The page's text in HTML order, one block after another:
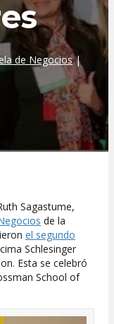
de Negocios|
Sagastume,
de la
el segundo
Schlesinger
Esta se celebró
School of